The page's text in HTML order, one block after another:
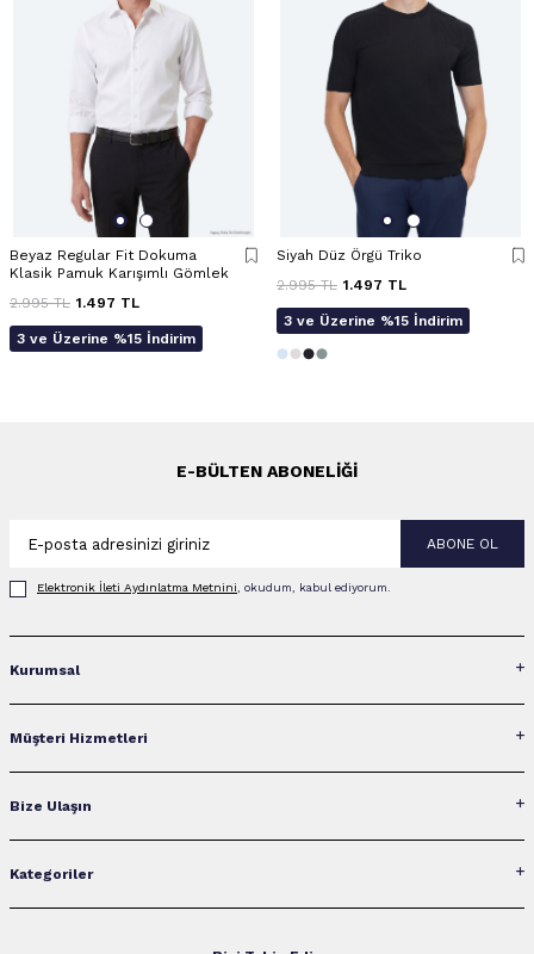
Beyaz Regular Fit Dokuma
Klasik Pamuk Karışımlı Gömlek
2.995TL 1.497 TL
3 ve Üzerine %15 İndirim
Siyah Düz Örgü Triko
2.995TL 1.497 TL
3 ve Üzerine %15 İndirim
E-BÜLTEN ABONELIĞI
ABONE OL
Elektronik İleti Aydınlatma Metni‌ni, okudum, kabul ediyorum.
Kurumsal
Müşteri Hizmetleri
Bize Ulaşın
Kategoriler